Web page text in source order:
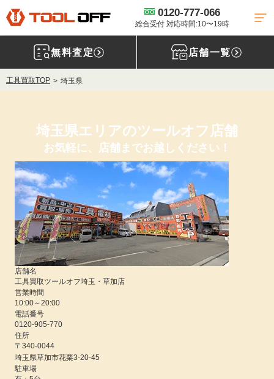
0120-777-066
総合受付 対応時間:10〜19時
無料査定 店舗一覧
工具買取TOP 埼玉県
埼玉県エリアのツールオフ店舗
お気軽に、店舗までお越しください！
店舗名
工具買取ツールオフ埼玉・草加店
営業時間
10:00～20:00
電話番号
0120-905-770
住所
〒340-0044
埼玉県草加市花栗3-20-45
駐車場